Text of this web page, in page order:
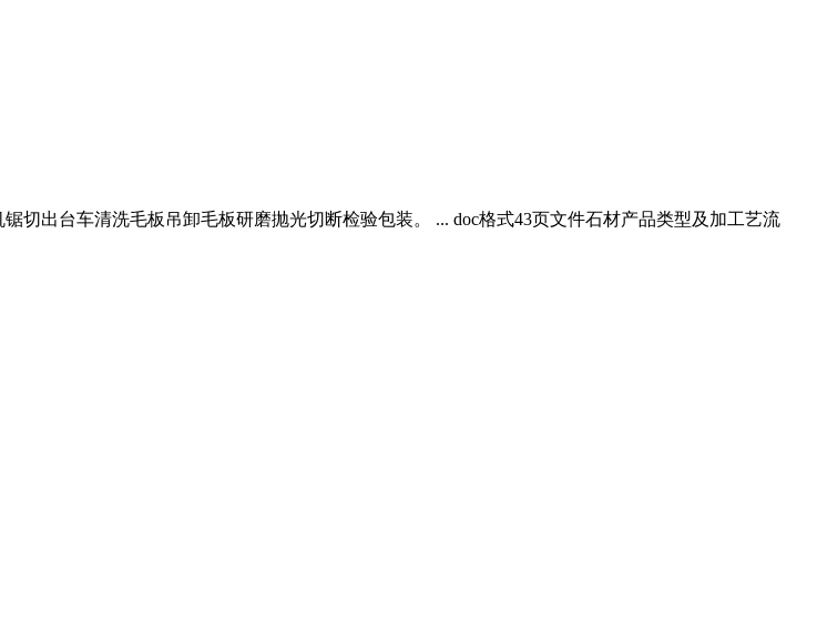
切出台车清洗毛板吊卸毛板研磨抛光切断检验包装。 ... doc格式43页文件石材产品类型及加工艺流